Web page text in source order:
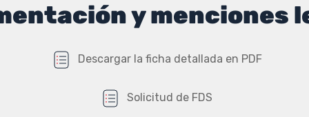
y menciones
Descargar la ficha detallada en PDF
Solicitud de FDS